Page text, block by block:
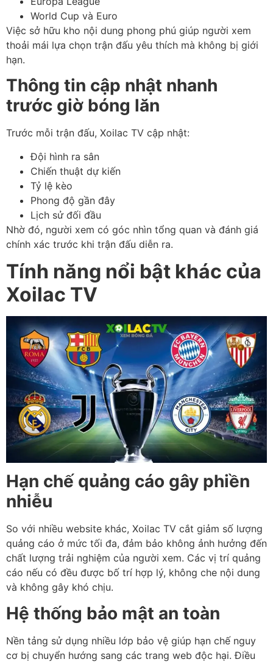
World Cup và Euro
Việc sở hữu kho nội dung phong phú giúp người xem
thoải mái lựa chọn trận đấu yêu thích mà không bị giới
hạn.
Thông tin cập nhật nhanh
trước giờ bóng lăn
Trước mỗi trận đấu, Xoilac TV cập nhật:
Đội hình ra sân
Chiến thuật dự kiến
Tỷ lệ kèo
Phong độ gần đây
Lịch sử đối đầu
Nhờ đó, người xem có góc nhìn tổng quan và đánh giá
chính xác trước khi trận đấu diễn ra.
Tính năng nổi bật khác của
Xoilac TV
Hạn chế quảng cáo gây phiền
nhiễu
So với nhiều website khác, Xoilac TV cắt giảm số lượng
quảng cáo ở mức tối đa, đảm bảo không ảnh hưởng đến
chất lượng trải nghiệm của người xem. Các vị trí quảng
cáo nếu có đều được bố trí hợp lý, không che nội dung
và không gây khó chịu.
Hệ thống bảo mật an toàn
Nền tảng sử dụng nhiều lớp bảo vệ giúp hạn chế nguy
cơ bị chuyển hướng sang các trang web độc hại. Điều